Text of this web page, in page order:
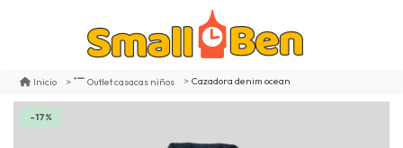
Inicio Outlet casacas niños Cazadora denim ocean
-17%